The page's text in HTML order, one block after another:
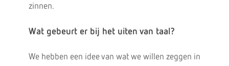
zinnen.
Wat gebeurt er bij het uiten van taal?
We hebben een idee van wat we willen zeggen in